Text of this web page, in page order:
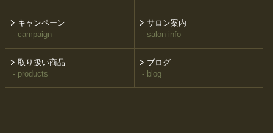
キャンペーン
- campaign
サロン案内
- salon info
取り扱い商品
- products
ブログ
- blog